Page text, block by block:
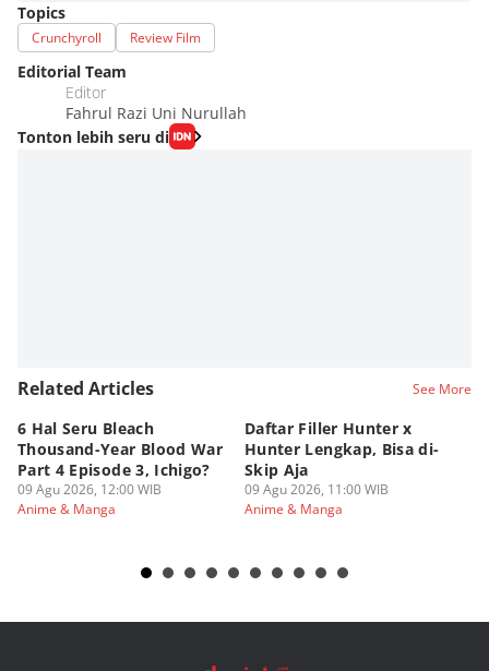
Topics
Crunchyroll Review Film
Editorial Team
Editor
Fahrul Razi Uni Nurullah
Tonton lebih seru di
Related Articles See More
6 Hal Seru Bleach
Thousand-Year Blood War
Part 4 Episode 3, Ichigo?
09 Agu 2026, 12:00 WIB
Anime & Manga
Daftar Filler Hunter x
Hunter Lengkap, Bisa di-
Skip Aja
09 Agu 2026, 11:00 WIB
Anime & Manga